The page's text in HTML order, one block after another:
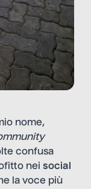
nome,
confusa
nei social
la voce più